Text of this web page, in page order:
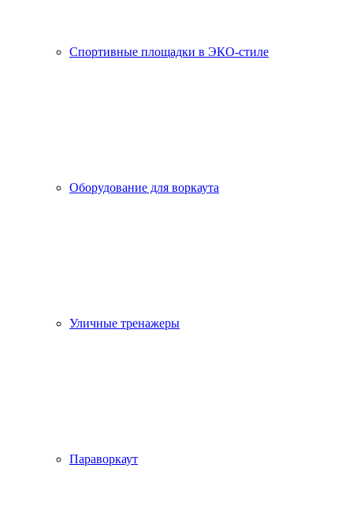
Спортивные площадки в ЭКО-стиле
Оборудование для воркаута
Уличные тренажеры
Параворкаут